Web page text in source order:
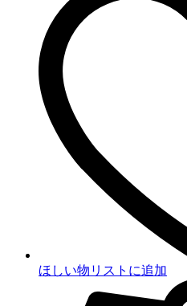
ほしい物リストに追加